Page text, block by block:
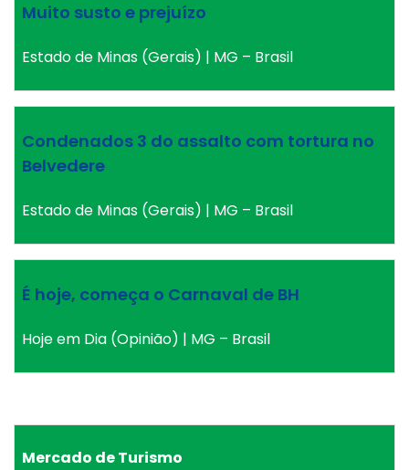
Muito susto e prejuízo
Estado de Minas (Gerais) | MG – Brasil
Condenados 3 do assalto com tortura no
Belvedere
Estado de Minas (Gerais) | MG – Brasil
É hoje, começa o Carnaval de BH
Hoje em Dia (Opinião) | MG – Brasil
Mercado de Turismo